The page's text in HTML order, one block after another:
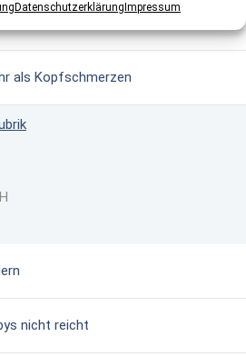
Datenschutzerklärung Impressum
als Kopfschmerzen
nicht reicht